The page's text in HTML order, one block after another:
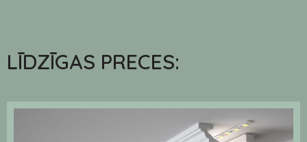
LĪDZĪGAS PRECES: